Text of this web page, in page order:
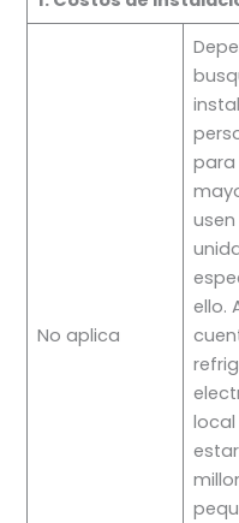
No aplica
para
ello.